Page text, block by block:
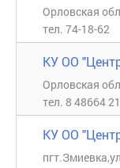
Орловская
тел. 74-18-62
КУ ОО
Орловская
тел. 8 48664
КУ ОО